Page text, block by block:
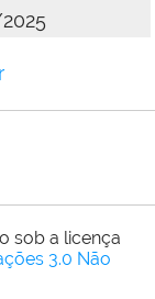
sob a licença
3.0 Não